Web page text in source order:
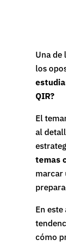
Una de
los
QIR?
El
al
temas
marcar
En
cómo